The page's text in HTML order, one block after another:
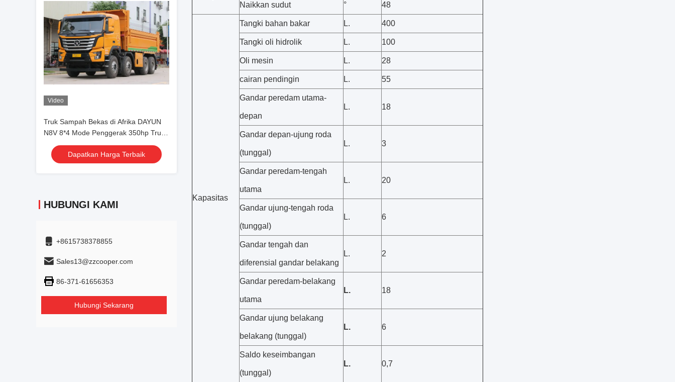
Video
Truk Sampah Bekas di Afrika DAYUN
N8V 8*4 Mode Penggerak 350hp Truk
Sampah Konstruksi Bekas Dengan
Jarak Tempuh Rendah
Dapatkan Harga Terbaik
HUBUNGI KAMI
+8615738378855
Sales13@zzcooper.com
86-371-61656353
Hubungi Sekarang
Naikkan sudut ° 48
Kapasitas
Tangki bahan bakar L. 400
Tangki oli hidrolik L. 100
Oli mesin L. 28
cairan pendingin L. 55
Gandar peredam utama-
depan
L. 18
Gandar depan-ujung roda
(tunggal)
L. 3
Gandar peredam-tengah
utama
L. 20
Gandar ujung-tengah roda
(tunggal)
L. 6
Gandar tengah dan
diferensial gandar belakang
L. 2
Gandar peredam-belakang
utama
L. 18
Gandar ujung belakang
belakang (tunggal)
L. 6
Saldo keseimbangan
(tunggal)
L. 0,7